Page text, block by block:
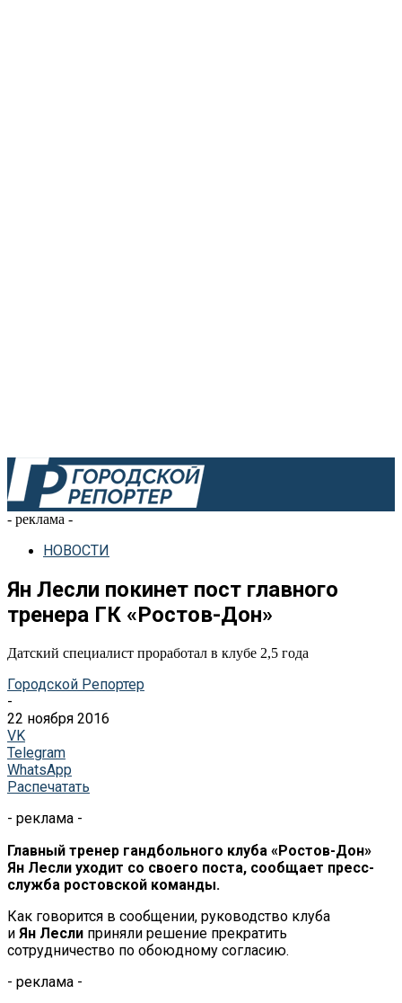
- реклама -
НОВОСТИ
Ян Лесли покинет пост главного
тренера ГК «Ростов-Дон»
Датский специалист проработал в клубе 2,5 года
Городской Репортер
-
22 ноября 2016
VK
Telegram
WhatsApp
Распечатать
- реклама -
Главный тренер гандбольного клуба «Ростов-Дон»
Ян Лесли уходит со своего поста, сообщает пресс-
служба ростовской команды.
Как говорится в сообщении, руководство клуба
и Ян Лесли приняли решение прекратить
сотрудничество по обоюдному согласию.
- реклама -